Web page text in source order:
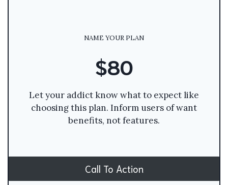
NAME YOUR PLAN
$80
Let your addict know what to expect like
choosing this plan. Inform users of want
benefits, not features.
Call To Action